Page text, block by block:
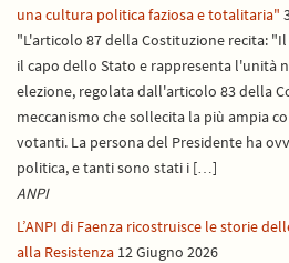
una cultura politica faziosa e totalitaria"
"L'articolo 87 della Costituzione recita:
il capo dello Stato e rappresenta l'unità
elezione, regolata dall'articolo 83 della
meccanismo che sollecita la più ampia
votanti. La persona del Presidente ha
politica, e tanti sono stati i […]
ANPI
L’ANPI di Faenza ricostruisce le storie
alla Resistenza 12 Giugno 2026